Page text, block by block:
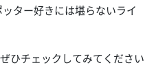
ター好きには堪らないライ
ひチェックしてみてください